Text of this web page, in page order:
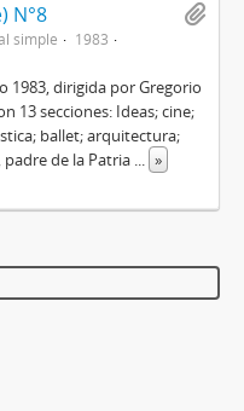
N°8
simple
1983
1983, dirigida por Gregorio
13 secciones: Ideas; cine;
ballet; arquitectura;
de la Patria ... »